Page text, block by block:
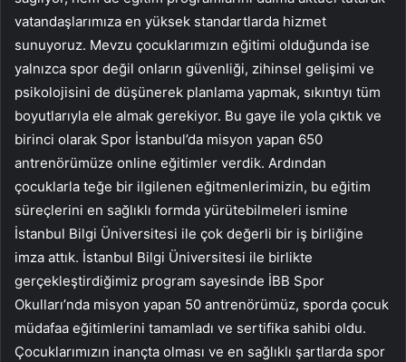
vatandaşlarımıza en yüksek standartlarda hizmet
sunuyoruz. Mevzu çocuklarımızın eğitimi olduğunda ise
yalnızca spor değil onların güvenliği, zihinsel gelişimi ve
psikolojisini de düşünerek planlama yapmak, sıkıntıyı tüm
boyutlarıyla ele almak gerekiyor. Bu gaye ile yola çıktık ve
birinci olarak Spor İstanbul’da misyon yapan 650
antrenörümüze online eğitimler verdik. Ardından
çocuklarla teğe bir ilgilenen eğitmenlerimizin, bu eğitim
süreçlerini en sağlıklı formda yürütebilmeleri ismine
İstanbul Bilgi Üniversitesi ile çok değerli bir iş birliğine
imza attık. İstanbul Bilgi Üniversitesi ile birlikte
gerçekleştirdiğimiz program sayesinde İBB Spor
Okulları’nda misyon yapan 50 antrenörümüz, sporda çocuk
müdafaa eğitimlerini tamamladı ve sertifika sahibi oldu.
Çocuklarımızın inançta olması ve en sağlıklı şartlarda spor